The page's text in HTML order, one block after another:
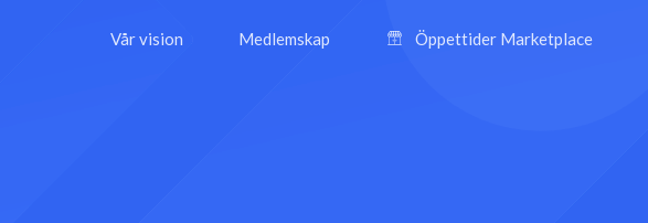
Vår vision Medlemskap Öppettider Marketplace